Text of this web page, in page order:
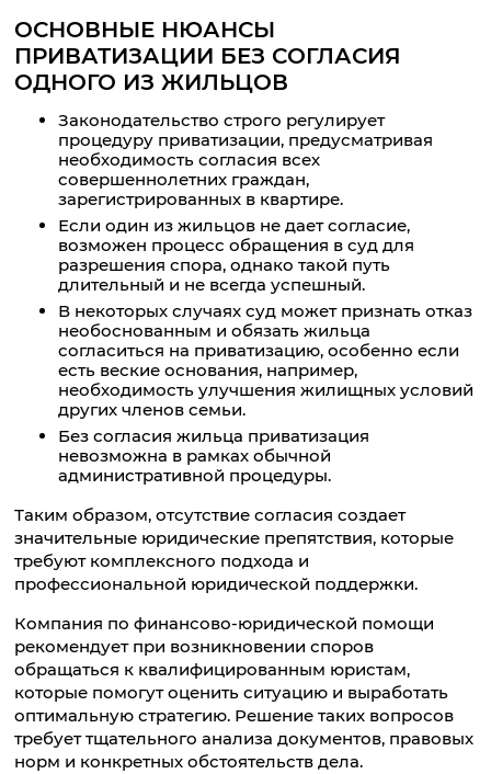
ОСНОВНЫЕ НЮАНСЫ
ПРИВАТИЗАЦИИ БЕЗ СОГЛАСИЯ
ОДНОГО ИЗ ЖИЛЬЦОВ
Законодательство строго регулирует
процедуру приватизации, предусматривая
необходимость согласия всех
совершеннолетних граждан,
зарегистрированных в квартире.
Если один из жильцов не дает согласие,
возможен процесс обращения в суд для
разрешения спора, однако такой путь
длительный и не всегда успешный.
В некоторых случаях суд может признать отказ
необоснованным и обязать жильца
согласиться на приватизацию, особенно если
есть веские основания, например,
необходимость улучшения жилищных условий
других членов семьи.
Без согласия жильца приватизация
невозможна в рамках обычной
административной процедуры.
Таким образом, отсутствие согласия создает
значительные юридические препятствия, которые
требуют комплексного подхода и
профессиональной юридической поддержки.
Компания по финансово-юридической помощи
рекомендует при возникновении споров
обращаться к квалифицированным юристам,
которые помогут оценить ситуацию и выработать
оптимальную стратегию. Решение таких вопросов
требует тщательного анализа документов, правовых
норм и конкретных обстоятельств дела.